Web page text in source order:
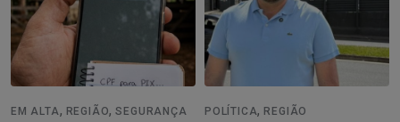
EM ALTA, REGIÃO,SEGURANÇA POLÍTICA, REGIÃO